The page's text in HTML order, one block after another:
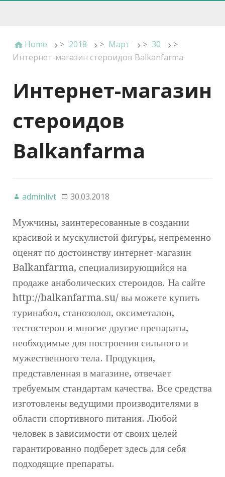
Home > 2018 > Март > 30
>
Интернет-магазин стероидов Balkanfarma
Интернет-магазин
стероидов
Balkanfarma
adminlivt 30.03.2018
Мужчины, заинтересованные в создании
красивой и мускулистой фигуры, непременно
оценят по достоинству интернет-магазин
Balkanfarma, специализирующийся на
продаже анаболических стероидов. На сайте
http://balkanfarma.su/ вы можете купить
туринабол, станозолол, оксиметалон,
тестостерон и многие другие препараты,
необходимые для построения сильного и
мужественного тела. Продукция,
представленная в магазине, отвечает
требуемым стандартам качества. Все средства
изготовлены ведущими производителями в
области спортивного питания. Любой
человек в зависимости от своих целей
гарантированно подберет здесь для себя
подходящие препараты.